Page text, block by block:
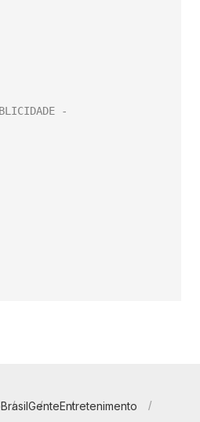
BrasilGenteEntretenimento